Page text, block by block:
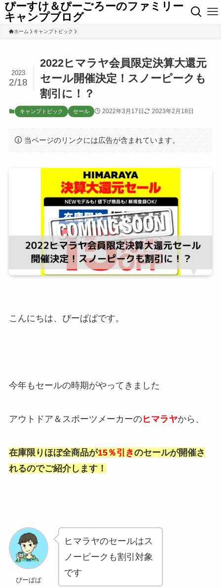
ぴーすけ＆ぴーごろーのファミリー
キャンプブログ
ホーム キャンプトピック
2022ヒマラヤ会員限定決算大還元
セール開催決定！スノーピークも
割引に！？
2023
2/18
キャンプトピック セール 2022年3月17日 2023年2月18日
当ページのリンクには広告が含まれています。
こんにちは、ぴーぱぱです。
今年もセールの時期がやってきました
アウトドア＆スポーツメーカーのヒマラヤから、
在庫限りほぼ全商品が15％引きのセールが開催さ
れるのでご紹介します！
ぴーぱぱ
ヒマラヤのセールはス
ノーピークも割引対象
です